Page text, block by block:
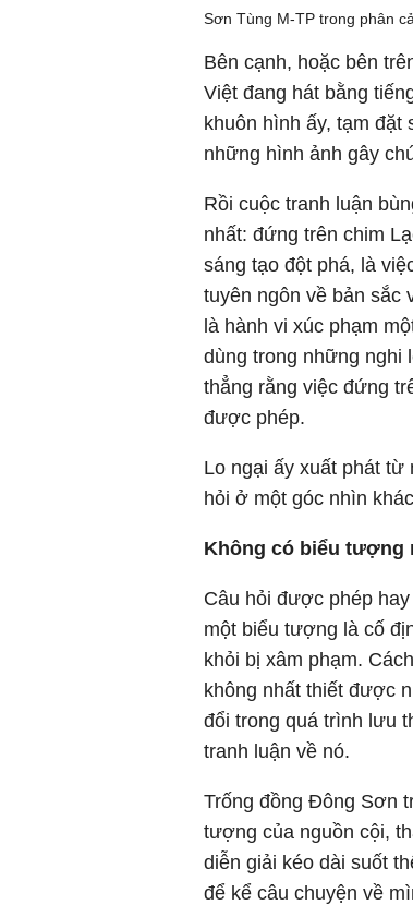
Sơn Tùng M-TP trong phân
Bên cạnh, hoặc bên
Việt đang hát bằng
khuôn hình ấy, tạm đặt
những hình ảnh gây
Rồi cuộc tranh luận
nhất: đứng trên chim
sáng tạo đột phá, là
tuyên ngôn về bản sắc
là hành vi xúc phạm
dùng trong những nghi
thẳng rằng việc đứng
được phép.
Lo ngại ấy xuất phát từ
hỏi ở một góc nhìn
Không có biểu tượng
Câu hỏi được phép
một biểu tượng là cố
khỏi bị xâm phạm.
không nhất thiết được
đổi trong quá trình lưu
tranh luận về nó.
Trống đồng Đông Sơn
tượng của nguồn cội,
diễn giải kéo dài suốt
để kể câu chuyện về